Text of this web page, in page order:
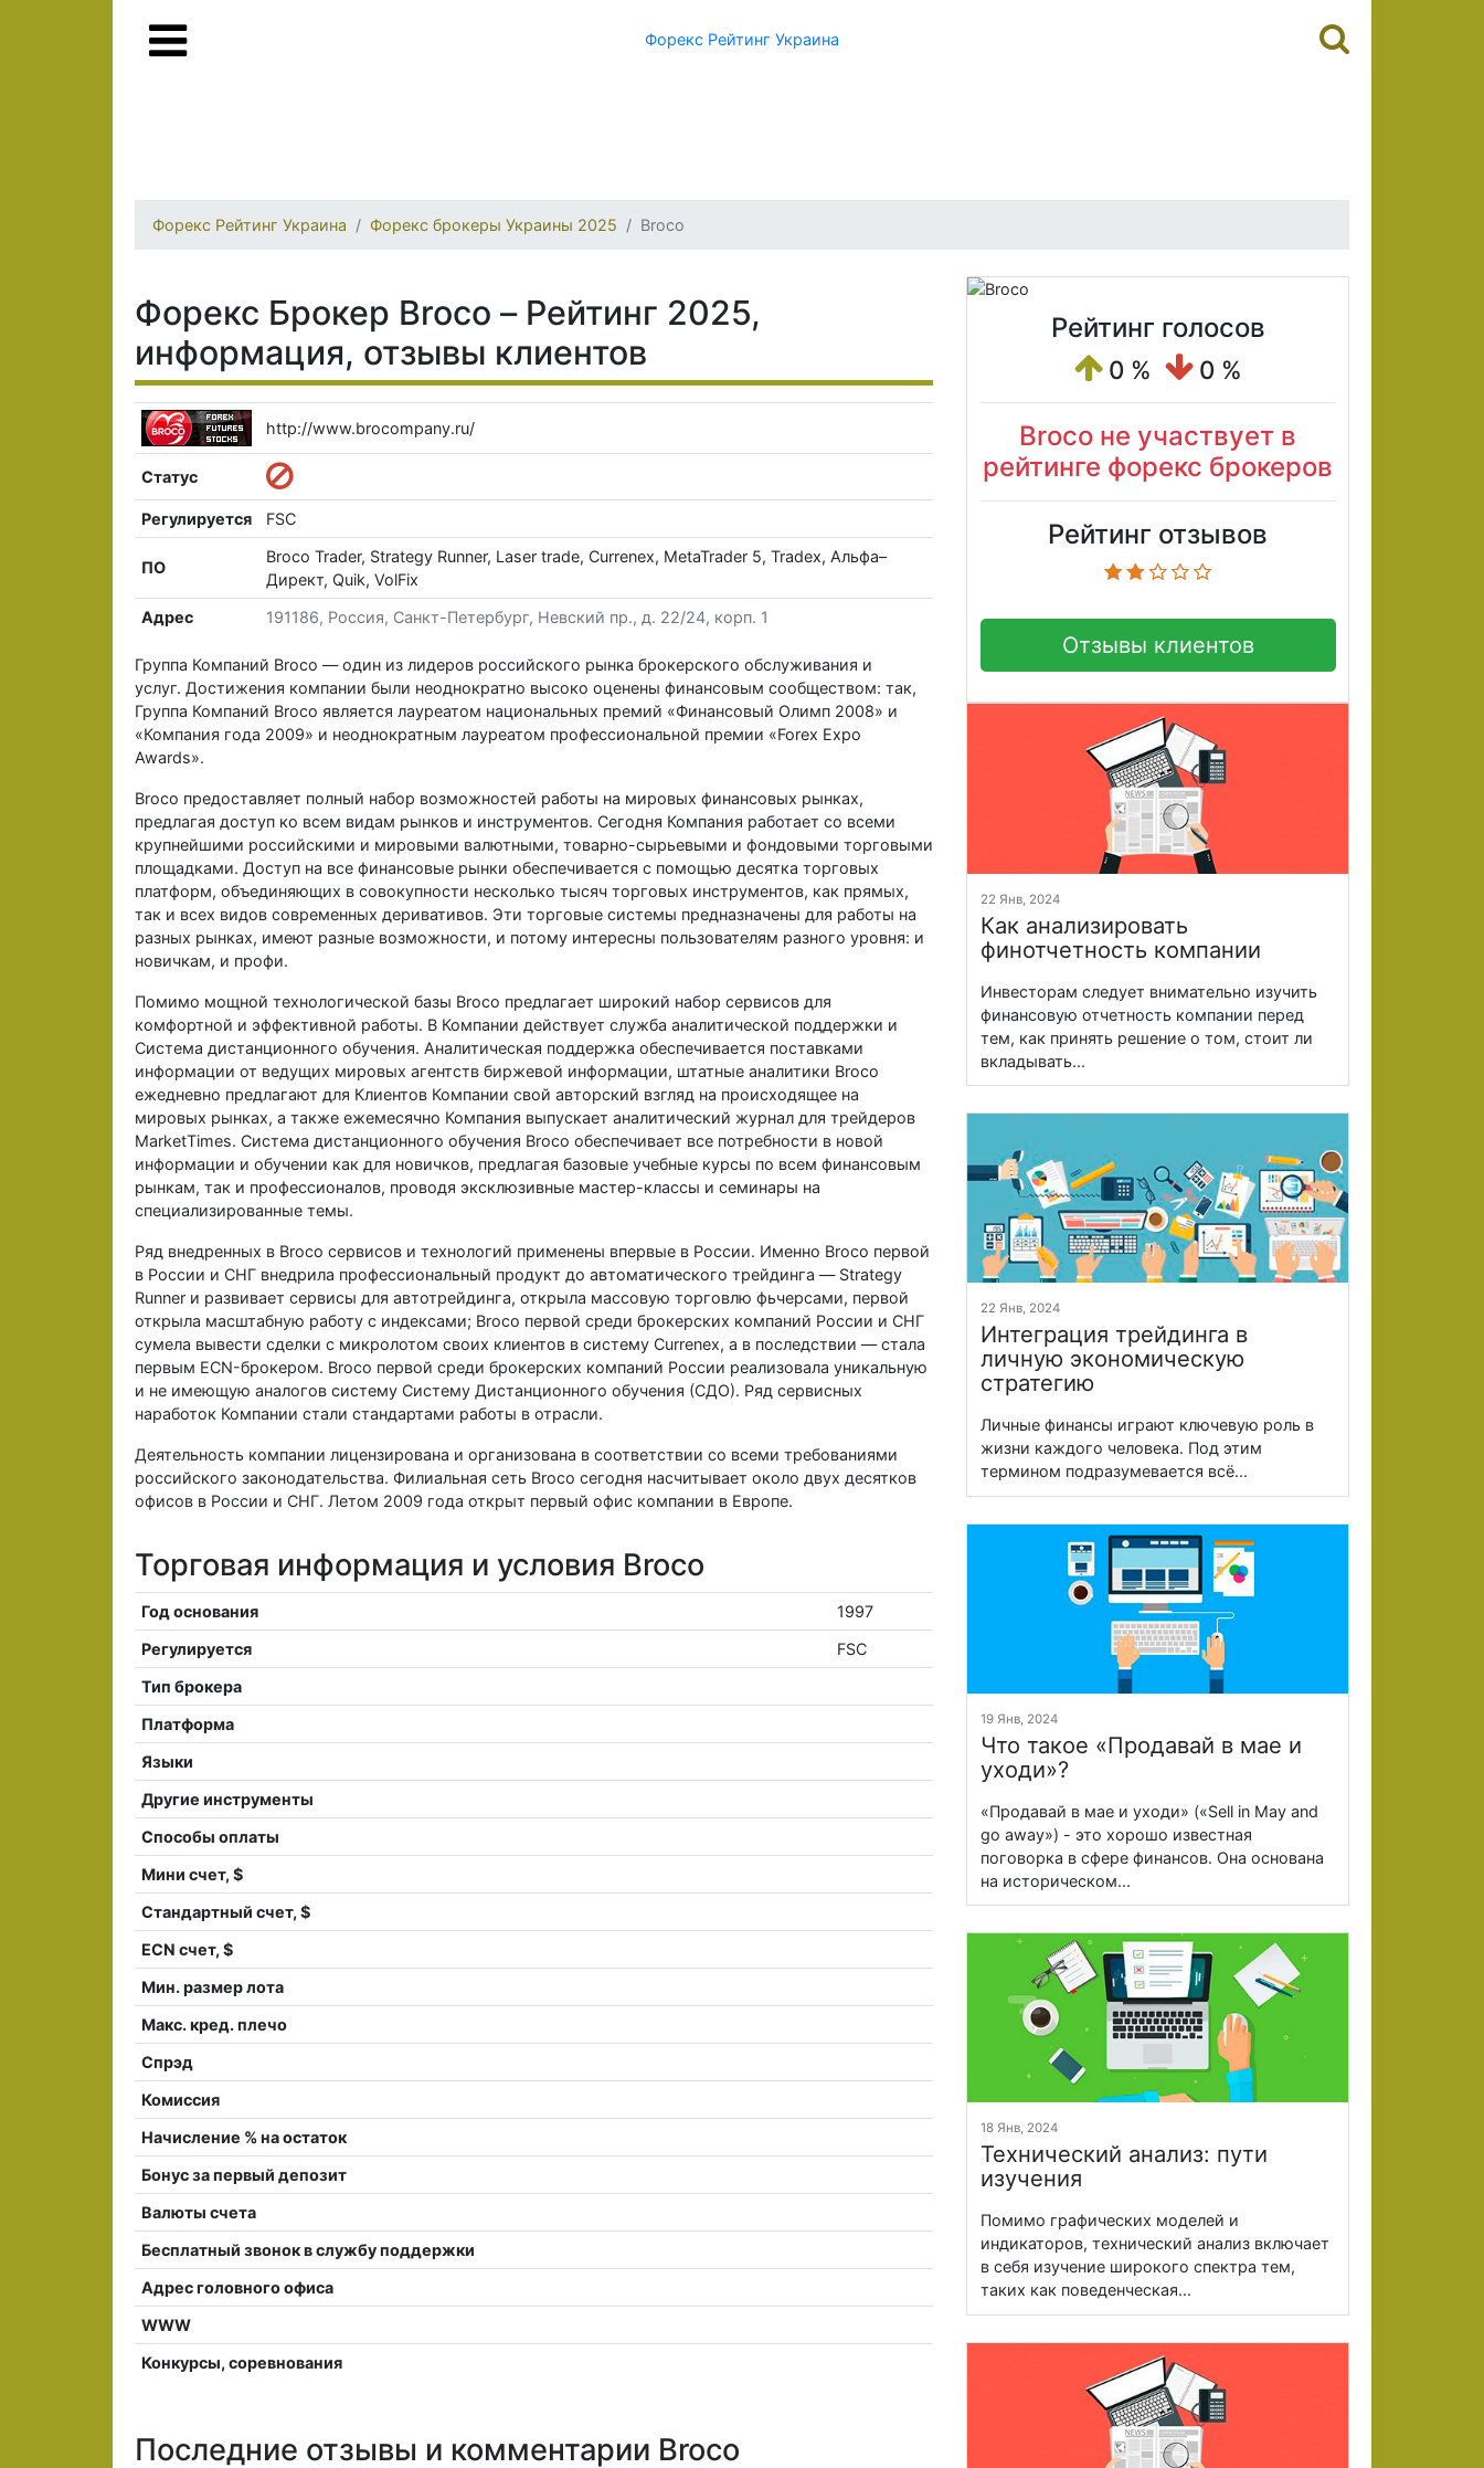
Форекс Рейтинг Украина
Форекс Рейтинг Украина Форекс брокеры Украины 2025 Broco
Форекс Брокер Broco – Рейтинг 2025,
информация, отзывы клиентов
http://www.brocompany.ru/
Статус
Регулируется FSC
ПО
Broco Trader, Strategy Runner, Laser trade, Currenex, MetaTrader 5, Tradex, Альфа–
Директ, Quik, VolFix
Адрес
191186, Россия, Санкт-Петербург, Невский пр., д. 22/24, корп. 1
Группа Компаний Broco — один из лидеров российского рынка брокерского обслуживания и
услуг. Достижения компании были неоднократно высоко оценены финансовым сообществом: так,
Группа Компаний Broco является лауреатом национальных премий «Финансовый Олимп 2008» и
«Компания года 2009» и неоднократным лауреатом профессиональной премии «Forex Expo
Awards».
Broco предоставляет полный набор возможностей работы на мировых финансовых рынках,
предлагая доступ ко всем видам рынков и инструментов. Сегодня Компания работает со всеми
крупнейшими российскими и мировыми валютными, товарно-сырьевыми и фондовыми торговыми
площадками. Доступ на все финансовые рынки обеспечивается с помощью десятка торговых
платформ, объединяющих в совокупности несколько тысяч торговых инструментов, как прямых,
так и всех видов современных деривативов. Эти торговые системы предназначены для работы на
разных рынках, имеют разные возможности, и потому интересны пользователям разного уровня: и
новичкам, и профи.
Помимо мощной технологической базы Broco предлагает широкий набор сервисов для
комфортной и эффективной работы. В Компании действует служба аналитической поддержки и
Система дистанционного обучения. Аналитическая поддержка обеспечивается поставками
информации от ведущих мировых агентств биржевой информации, штатные аналитики Broco
ежедневно предлагают для Клиентов Компании свой авторский взгляд на происходящее на
мировых рынках, а также ежемесячно Компания выпускает аналитический журнал для трейдеров
MarketTimes. Система дистанционного обучения Broco обеспечивает все потребности в новой
информации и обучении как для новичков, предлагая базовые учебные курсы по всем финансовым
рынкам, так и профессионалов, проводя эксклюзивные мастер-классы и семинары на
специализированные темы.
Ряд внедренных в Broco сервисов и технологий применены впервые в Pоссии. Именно Broco первой
в России и СНГ внедрила профессиональный продукт до автоматического трейдинга — Strategy
Runner и развивает сервисы для автотрейдинга, открыла массовую торговлю фьчерсами, первой
открыла масштабную работу с индексами; Brocо первой среди брокерских компаний России и СНГ
сумела вывести сделки с микролотом своих клиентов в систему Currenex, а в последствии — стала
первым ECN-брокером. Broco первой среди брокерских компаний России реализовала уникальную
и не имеющую аналогов систему Систему Дистанционного обучения (СДО). Ряд сервисных
наработок Компании стали стандартами работы в отрасли.
Деятельность компании лицензирована и организована в соответствии со всеми требованиями
российского законодательства. Филиальная сеть Broco сегодня насчитывает около двух десятков
офисов в России и СНГ. Летом 2009 года открыт первый офис компании в Европе.
Торговая информация и условия Broco
Год основания
1997
Регулируется
FSC
Тип брокера
Платформа
Языки
Другие инструменты
Способы оплаты
Мини счет, $
Стандартный счет, $
ECN счет, $
Мин. размер лота
Макс. кред. плечо
Спрэд
Комиссия
Начисление % на остаток
Бонус за первый депозит
Валюты счета
Бесплатный звонок в службу поддержки
Адрес головного офиса
WWW
Конкурсы, соревнования
Последние отзывы и комментарии Broco
Рейтинг голосов
0 % 0 %
Broco не участвует в
рейтинге форекс брокеров
Рейтинг отзывов
Отзывы клиентов
22 Янв, 2024
Как анализировать
финотчетность компании
Инвесторам следует внимательно изучить
финансовую отчетность компании перед
тем, как принять решение о том, стоит ли
вкладывать...
22 Янв, 2024
Интеграция трейдинга в
личную экономическую
стратегию
Личные финансы играют ключевую роль в
жизни каждого человека. Под этим
термином подразумевается всё...
19 Янв, 2024
Что такое «Продавай в мае и
уходи»?
«Продавай в мае и уходи» («Sell in May and
go away») - это хорошо известная
поговорка в сфере финансов. Она основана
на историческом...
18 Янв, 2024
Технический анализ: пути
изучения
Помимо графических моделей и
индикаторов, технический анализ включает
в себя изучение широкого спектра тем,
таких как поведенческая...